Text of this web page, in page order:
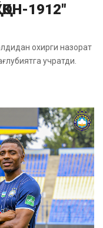
1912"
охирги назорат
учратди.